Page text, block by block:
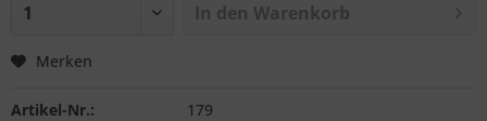
In den Warenkorb
Merken
Artikel-Nr.:
179